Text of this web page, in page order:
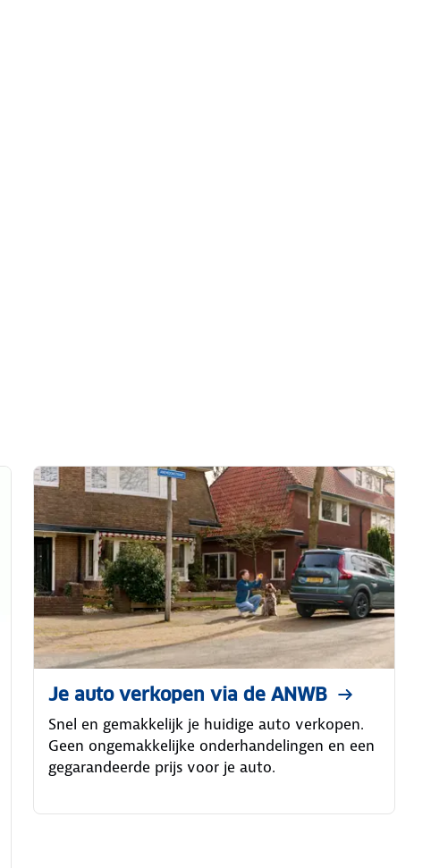
Je auto verkopen via de ANWB
Snel en gemakkelijk je huidige auto verkopen.
Geen ongemakkelijke onderhandelingen en een
gegarandeerde prijs voor je auto.